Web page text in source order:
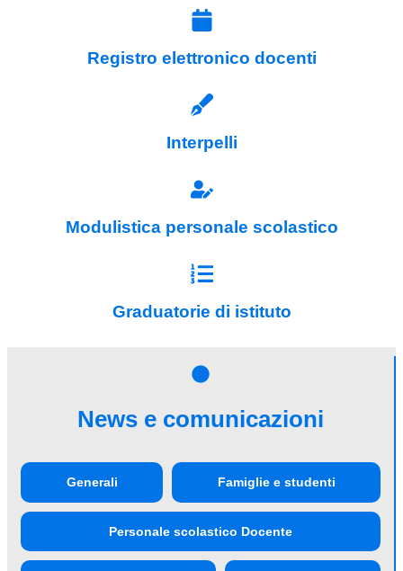
Registro elettronico docenti
Interpelli
Modulistica personale scolastico
Graduatorie di istituto
News e comunicazioni
Generali Famiglie e studenti
Personale scolastico Docente